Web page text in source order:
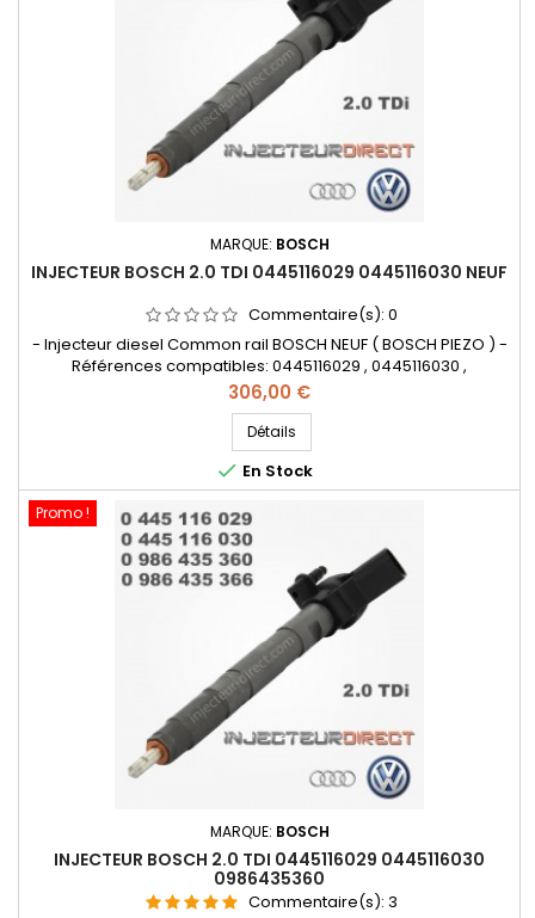
MARQUE: BOSCH
INJECTEUR BOSCH 2.0 TDI 0445116029 0445116030 NEUF
Commentaire(s): 0
- Injecteur diesel Common rail BOSCH NEUF ( BOSCH PIEZO ) -
Références compatibles: 0445116029 , 0445116030 ,
0986435360 , 0986435366 , 0445116005 , 0445116004 , 03l 130
277 , 03L130855X - Pour motorisations Audi , Volkswagen ,
Seat , Skoda 2.0 TDi - pièce d'origine et garantie
Prix
306,00 €
Détails
 En Stock
Promo !
MARQUE: BOSCH
INJECTEUR BOSCH 2.0 TDI 0445116029 0445116030
0986435360
Commentaire(s): 3